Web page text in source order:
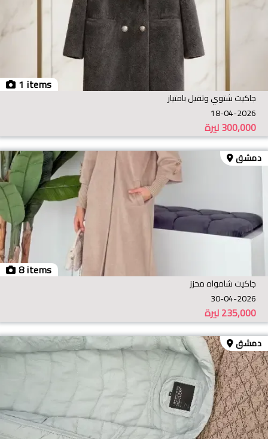
1 items
جاكيت شتوي وتقيل بامتياز
18-04-2026
ليرة300,000
8 items
دمشق
جاكيت شامواه محزز
30-04-2026
ليرة235,000
دمشق